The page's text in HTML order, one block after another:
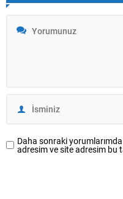
Daha sonraki
adresim ve site adresim bu